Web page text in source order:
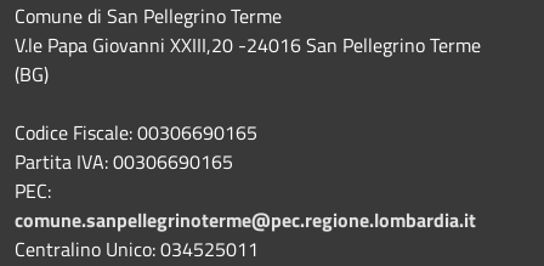
Comune di San Pellegrino Terme
V.le Papa Giovanni XXIII,20 -24016 San Pellegrino Terme
(BG)
Codice Fiscale: 00306690165
Partita IVA: 00306690165
PEC:
comune.sanpellegrinoterme@pec.regione.lombardia.it
Centralino Unico: 034525011